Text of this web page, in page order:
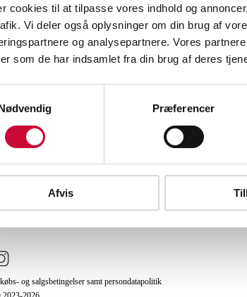
cookies til at tilpasse vores indhold og
Vi deler også oplysninger om din brug af
og analysepartnere. Vores
som de har indsamlet fra din brug af deres
Præferencer
Afvis
dig vores nyhedsbrev og modtag nyheder samt
Købsvilkår
og salgsbetingelser samt persondatapolitik